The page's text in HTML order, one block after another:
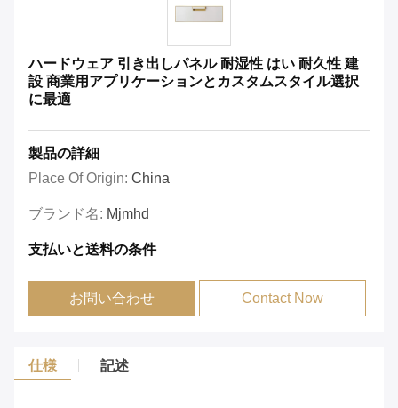
ハードウェア 引き出しパネル 耐湿性 はい 耐久性 建
設 商業用アプリケーションとカスタムスタイル選択
に最適
製品の詳細
Place Of Origin: China
ブランド名: Mjmhd
支払いと送料の条件
お問い合わせ Contact Now
仕様 記述